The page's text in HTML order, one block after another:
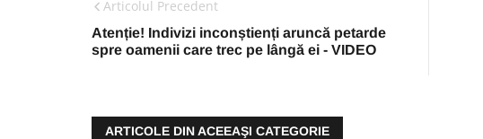
Articolul Precedent
Atenție! Indivizi inconștienți aruncă petarde
spre oamenii care trec pe lângă ei - VIDEO
ARTICOLE DIN ACEEAŞI CATEGORIE